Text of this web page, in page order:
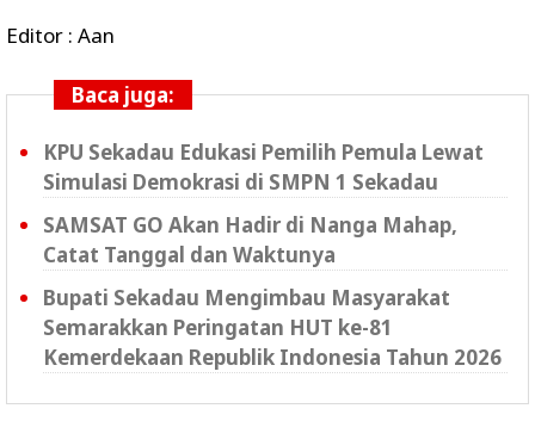
Editor : Aan
Baca juga:
KPU Sekadau Edukasi Pemilih Pemula Lewat
Simulasi Demokrasi di SMPN 1 Sekadau
SAMSAT GO Akan Hadir di Nanga Mahap,
Catat Tanggal dan Waktunya
Bupati Sekadau Mengimbau Masyarakat
Semarakkan Peringatan HUT ke-81
Kemerdekaan Republik Indonesia Tahun 2026